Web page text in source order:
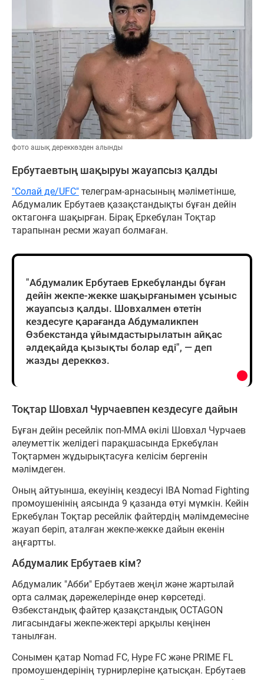
фото ашық дереккөзден алынды
Ербутаевтың шақыруы жауапсыз қалды
"Солай де/UFC" телеграм-арнасының мәліметінше,
Абдумалик Ербутаев қазақстандықты бұған дейін
октагонға шақырған. Бірақ Еркебұлан Тоқтар
тарапынан ресми жауап болмаған.
"Абдумалик Ербутаев Еркебұланды бұған
дейін жекпе-жекке шақырғанымен ұсыныс
жауапсыз қалды. Шовхалмен өтетін
кездесуге қарағанда Абдумаликпен
Өзбекстанда ұйымдастырылатын айқас
әлдеқайда қызықты болар еді", — деп
жазды дереккөз.
Тоқтар Шовхал Чурчаевпен кездесуге дайын
Бұған дейін ресейлік поп-ММА өкілі Шовхал Чурчаев
әлеуметтік желідегі парақшасында Еркебұлан
Тоқтармен жұдырықтасуға келісім бергенін
мәлімдеген.
Оның айтуынша, екеуінің кездесуі IBA Nomad Fighting
промоушенінің аясында 9 қазанда өтуі мүмкін. Кейін
Еркебұлан Тоқтар ресейлік файтердің мәлімдемесіне
жауап беріп, аталған жекпе-жекке дайын екенін
аңғартты.
Абдумалик Ербутаев кім?
Абдумалик "Абби" Ербутаев жеңіл және жартылай
орта салмақ дәрежелерінде өнер көрсетеді.
Өзбекстандық файтер қазақстандық OCTAGON
лигасындағы жекпе-жектері арқылы кеңінен
танылған.
Сонымен қатар Nomad FC, Hype FC және PRIME FL
промоушендерінің турнирлеріне қатысқан. Ербутаев